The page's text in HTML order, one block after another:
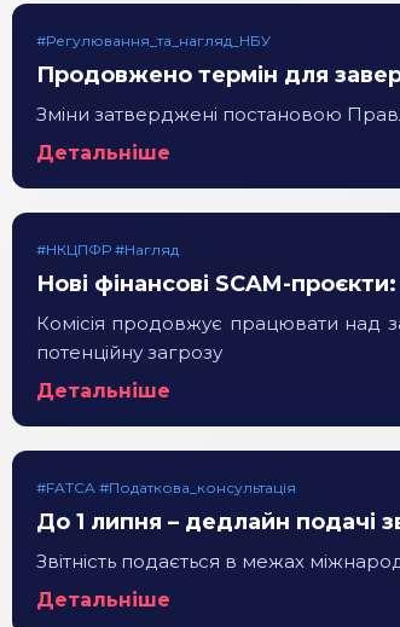
#Регулювання_та_нагляд_НБУ
Продовжено термін для
Зміни затверджені постановою
Детальніше
#НКЦПФР #Нагляд
Нові фінансові SCAM-
Комісія продовжує працювати над
потенційну загрозу
Детальніше
#FATCA #Податкова_консультація
До 1 липня – дедлайн подачі
Звітність подається в межах
Детальніше